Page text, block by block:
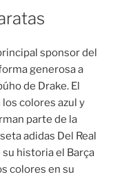
sponsor del
generosa a
de Drake. El
colores azul y
parte de la
adidas Del Real
historia el Barça
colores en su